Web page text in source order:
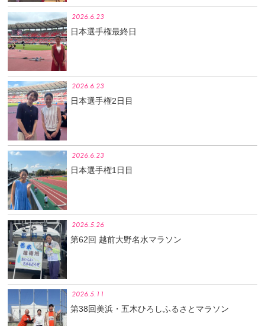
2026.6.23
日本選手権最終日
2026.6.23
日本選手権2日目
2026.6.23
日本選手権1日目
2026.5.26
第62回 越前大野名水マラソン
2026.5.11
第38回美浜・五木ひろしふるさとマラソン